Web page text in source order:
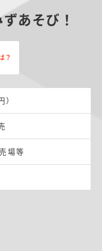
あそび！
？
場等